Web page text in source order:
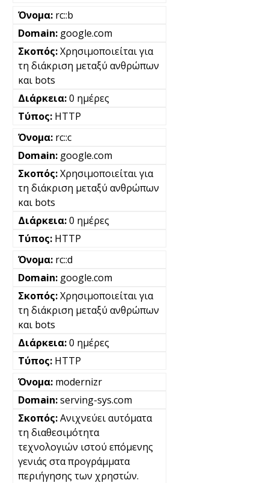
rc::b
google.com
Χρησιμοποιείται για
τη διάκριση μεταξύ ανθρώπων
και bots
0 ημέρες
HTTP
rc::c
google.com
Χρησιμοποιείται για
τη διάκριση μεταξύ ανθρώπων
και bots
0 ημέρες
HTTP
rc::d
google.com
Χρησιμοποιείται για
τη διάκριση μεταξύ ανθρώπων
και bots
0 ημέρες
HTTP
modernizr
serving-sys.com
Ανιχνεύει αυτόματα
τη διαθεσιμότητα
τεχνολογιών ιστού επόμενης
γενιάς στα προγράμματα
περιήγησης των χρηστών.